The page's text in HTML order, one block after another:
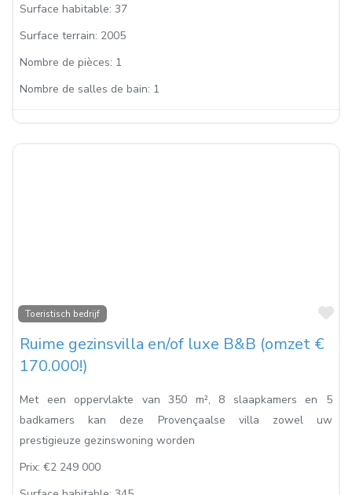
Surface habitable: 37
Surface terrain: 2005
Nombre de pièces: 1
Nombre de salles de bain: 1
Toeristisch bedrijf
Ruime gezinsvilla en/of luxe B&B (omzet €
170.000!)
Met een oppervlakte van 350 m², 8 slaapkamers en 5
badkamers kan deze Provençaalse villa zowel uw
prestigieuze gezinswoning worden
Prix: €2 249 000